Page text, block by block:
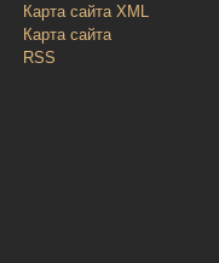
Карта сайта XML
Карта сайта
RSS